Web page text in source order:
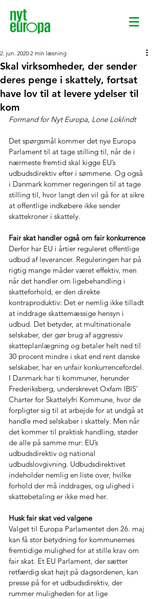
Skal virksomheder, der sender
deres penge i skattely, fortsat
have lov til at levere ydelser til
kom
2. jun. 2020 2 min læsning
Formand for Nyt Europa, Lone Loklindt
Det spørgsmål kommer det nye Europa
Parlament til at tage stilling til, når de i
nærmeste fremtid skal kigge EU’s
udbudsdirektiv efter i sømmene. Og også
i Danmark kommer regeringen til at tage
stilling til, hvor langt den vil gå for at sikre
at offentlige indkøbere ikke sender
skattekroner i skattely.
Fair skat handler også om fair konkurrence
Derfor har EU i årtier reguleret offentlige
udbud af leverancer. Reguleringen har på
rigtig mange måder været effektiv, men
når det handler om ligebehandling i
skatteforhold, er den direkte
kontraproduktiv: Det er nemlig ikke tilladt
at inddrage skattemæssige hensyn i
udbud. Det betyder, at multinationale
selskaber, der gør brug af aggressiv
skatteplanlægning og betaler helt ned til
30 procent mindre i skat end rent danske
selskaber, har en unfair konkurrencefordel.
I Danmark har ti kommuner, herunder
Frederiksberg, underskrevet Oxfam IBIS’
Charter for Skattelyfri Kommune, hvor de
forpligter sig til at arbejde for at undgå at
handle med selskaber i skattely. Men når
det kommer til praktisk handling, støder
de alle på samme mur: EU’s
udbudsdirektiv og national
udbudslovgivning. Udbudsdirektivet
indeholder nemlig en liste over, hvilke
forhold der må inddrages, og ulighed i
skattebetaling er ikke med her.
Husk fair skat ved valgene
Valget til Europa Parlamentet den 26. maj
kan få stor betydning for kommunernes
fremtidige mulighed for at stille krav om
fair skat. Et EU Parlament, der sætter
retfærdig skat højt på dagsordenen, kan
presse på for et udbudsdirektiv, der
rummer muligheden for at lige